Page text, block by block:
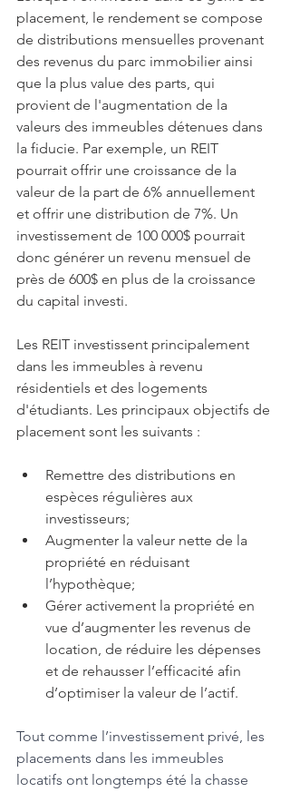
placement, le rendement se compose
de distributions mensuelles provenant
des revenus du parc immobilier ainsi
que la plus value des parts, qui
provient de l'augmentation de la
valeurs des immeubles détenues dans
la fiducie. Par exemple, un REIT
pourrait offrir une croissance de la
valeur de la part de 6% annuellement
et offrir une distribution de 7%. Un
investissement de 100 000$ pourrait
donc générer un revenu mensuel de
près de 600$ en plus de la croissance
du capital investi.
Les REIT investissent principalement
dans les immeubles à revenu
résidentiels et des logements
d'étudiants. Les principaux objectifs de
placement sont les suivants :
Remettre des distributions en
espèces régulières aux
investisseurs;
Augmenter la valeur nette de la
propriété en réduisant
l’hypothèque;
Gérer activement la propriété en
vue d’augmenter les revenus de
location, de réduire les dépenses
et de rehausser l’efficacité afin
d’optimiser la valeur de l’actif.
Tout comme l’investissement privé, les
placements dans les immeubles
locatifs ont longtemps été la chasse